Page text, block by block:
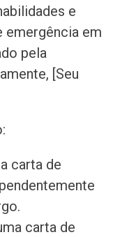
e
emergência em
pela
[Seu
carta de
carta de